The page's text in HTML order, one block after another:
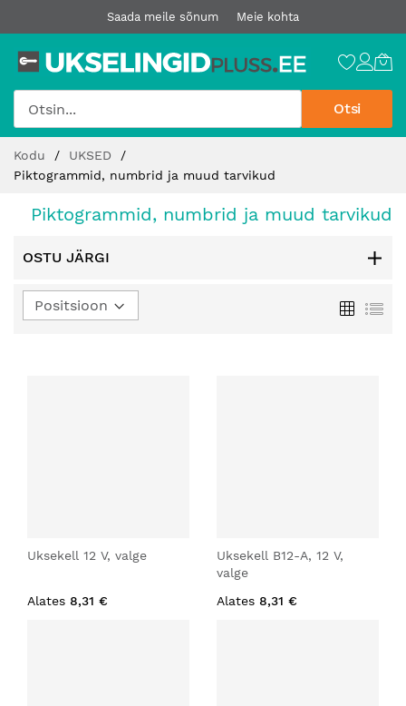
Saada meile sõnum Meie kohta
Otsi
sisu
juurde
Kodu
UKSED
Piktogrammid, numbrid ja muud tarvikud
Piktogrammid, numbrid ja muud tarvikud
OSTU JÄRGI
Uksekell 12 V, valge
Alates 8,31 €
Uksekell B12-A, 12 V,
valge
Alates 8,31 €